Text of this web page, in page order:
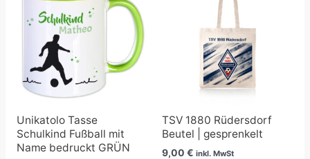
Unikatolo Tasse
Schulkind Fußball mit
Name bedruckt GRÜN
TSV 1880 Rüdersdorf
Beutel | gesprenkelt
9,00 € inkl. MwSt